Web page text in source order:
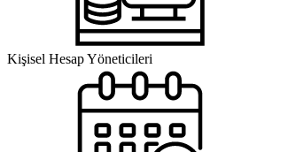
Kişisel Hesap Yöneticileri